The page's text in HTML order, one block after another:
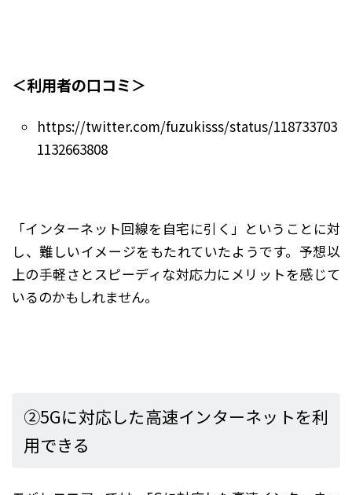
＜利用者の口コミ＞
https://twitter.com/fuzukisss/status/118733703
1132663808
「インターネット回線を自宅に引く」ということに対
し、難しいイメージをもたれていたようです。予想以
上の手軽さとスピーディな対応力にメリットを感じて
いるのかもしれません。
②5Gに対応した高速インターネットを利
用できる